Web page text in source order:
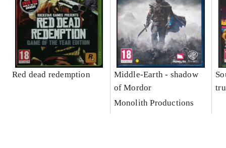
Red dead redemption
Middle-Earth - shadow
of Mordor
Monolith Productions